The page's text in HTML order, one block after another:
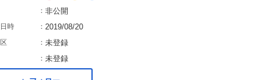
： 非公開
時 ： 2019/08/20
： 未登録
： 未登録